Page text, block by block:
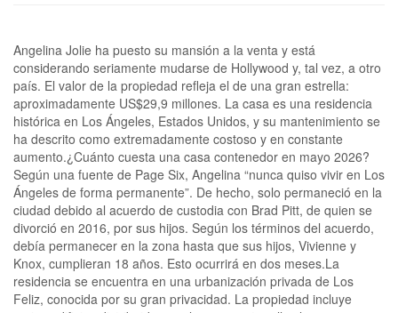
Angelina Jolie ha puesto su mansión a la venta y está
considerando seriamente mudarse de Hollywood y, tal vez, a otro
país. El valor de la propiedad refleja el de una gran estrella:
aproximadamente US$29,9 millones. La casa es una residencia
histórica en Los Ángeles, Estados Unidos, y su mantenimiento se
ha descrito como extremadamente costoso y en constante
aumento.¿Cuánto cuesta una casa contenedor en mayo 2026?
Según una fuente de Page Six, Angelina “nunca quiso vivir en Los
Ángeles de forma permanente”. De hecho, solo permaneció en la
ciudad debido al acuerdo de custodia con Brad Pitt, de quien se
divorció en 2016, por sus hijos. Según los términos del acuerdo,
debía permanecer en la zona hasta que sus hijos, Vivienne y
Knox, cumplieran 18 años. Esto ocurrirá en dos meses.La
residencia se encuentra en una urbanización privada de Los
Feliz, conocida por su gran privacidad. La propiedad incluye